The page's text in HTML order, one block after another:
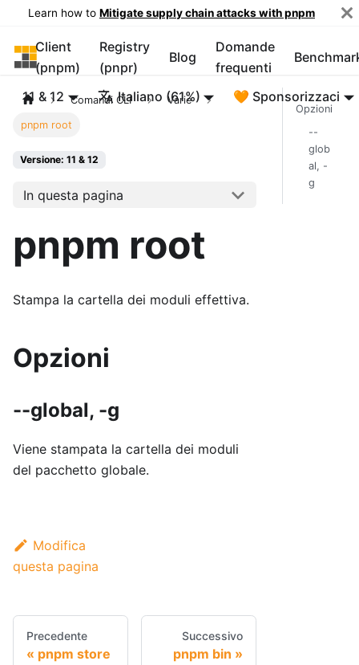
Learn how to Mitigate supply chain attacks with pnpm
pnpm
Client
(pnpm)
Registry
(pnpr)
Blog
Domande
frequenti
11 & 12 Italiano (61%) 🧡 Sponsorizzaci
Comandi CLI Varie
pnpm root
Versione: 11 & 12
In questa pagina
pnpm root
Stampa la cartella dei moduli effettiva.
Opzioni
--global, -g
Viene stampata la cartella dei moduli
del pacchetto globale.
Modifica
questa pagina
Precedente
pnpm store
Successivo
pnpm bin
Opzioni
--
glob
al, -
g